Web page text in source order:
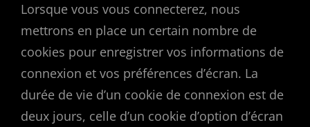
Lorsque vous vous connecterez, nous
mettrons en place un certain nombre de
cookies pour enregistrer vos informations de
connexion et vos préférences d’écran. La
durée de vie d’un cookie de connexion est de
deux jours, celle d’un cookie d’option d’écran